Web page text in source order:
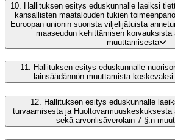
10. Hallituksen esitys eduskunnalle laeiksi
kansallisten maatalouden tukien
Euroopan unionin suorista viljelijätuista
maaseudun kehittämisen korvauksista
muuttamisesta
11. Hallituksen esitys eduskunnalle
lainsäädännön muuttamista
12.
Hallituksen esitys eduskunnalle
turvaamisesta ja Huoltovarmuuskeskuksesta
sekä arvonlisäverolain 7 §:n